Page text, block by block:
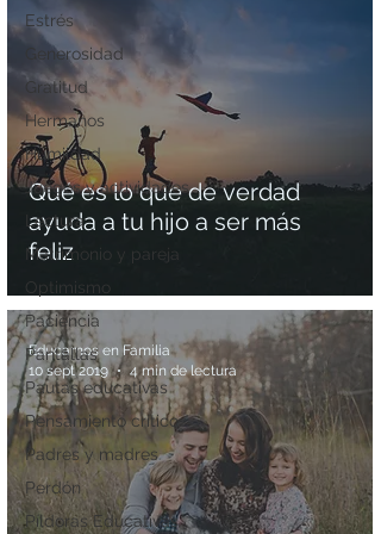
Estrés
Generosidad
Gratitud
Hermanos
Humildad
Juegos y actividades
Lectura
Matrimonio y pareja
Optimismo
Paciencia
Pantallas
Pautas educativas
Pensamiento crítico
Padres y madres
Perdón
Píldoras Educativas
Qué es lo que de verdad
ayuda a tu hijo a ser más
feliz
Educamos en Familia
10 sept 2019
4 min de lectura